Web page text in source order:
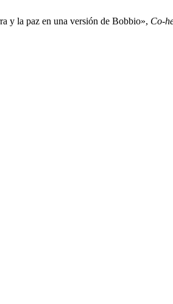
y la paz en una versión de Bobbio», Co-